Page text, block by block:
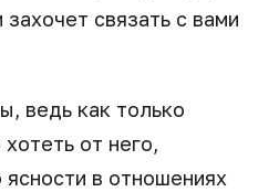
связать с вами
ведь как только
от него,
в отношениях